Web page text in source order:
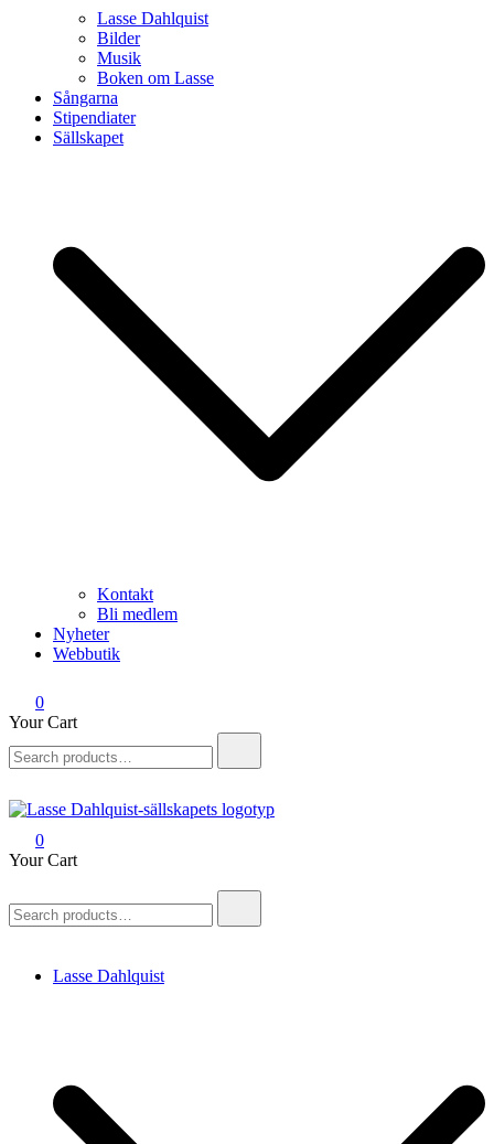
Lasse Dahlquist
Bilder
Musik
Boken om Lasse
Sångarna
Stipendiater
Sällskapet
Kontakt
Bli medlem
Nyheter
Webbutik
0
Your Cart
for:
Lasse Dahlquist-sällskapet
Allt om Lasse Dahlquist – kompositör, musiker, artist, kåsör och
skådespelare
0
Your Cart
for:
Lasse Dahlquist